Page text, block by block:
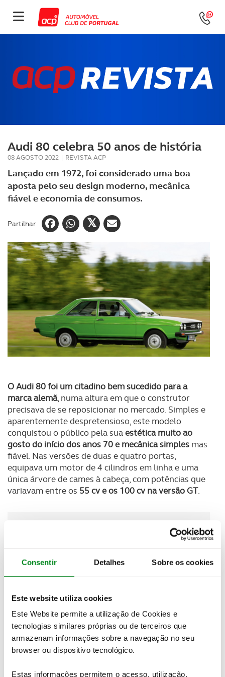
Consentir Detalhes Sobre os cookies
Este website utiliza cookies
Este Website permite a utilização de Cookies e
tecnologias similares próprias ou de terceiros que
armazenam informações sobre a navegação no seu
browser ou dispositivo tecnológico.
Estas informações permitem o acesso, utilização,
Audi 80 celebra 50 anos de história
08 AGOSTO 2022 | REVISTA ACP
Lançado em 1972, foi considerado uma boa
aposta pelo seu design moderno, mecânica
fiável e economia de consumos.
Partilhar
O Audi 80 foi um citadino bem sucedido para a
marca alemã, numa altura em que o construtor
precisava de se reposicionar no mercado. Simples e
aparentemente despretensioso, este modelo
conquistou o público pela suaestética muito ao
gosto do início dos anos 70 e mecânica simples mas
fiável. Nas versões de duas e quatro portas,
equipava um motor de 4 cilindros em linha e uma
única árvore de cames à cabeça, com potências que
variavam entre os 55 cv e os 100 cv na versão GT.
Receba as novidades do mundo automóvel e
do universo ACP.
SUBSCREVER
Lançado em 1972 por ocasião dos Jogos Olímpicos
de Munique,o Audi 80 foi ainda um modelo que viria
a estrear o segmento dos familiares compactos
seu êxito elevou-o a Carro Europeu do Ano no ano